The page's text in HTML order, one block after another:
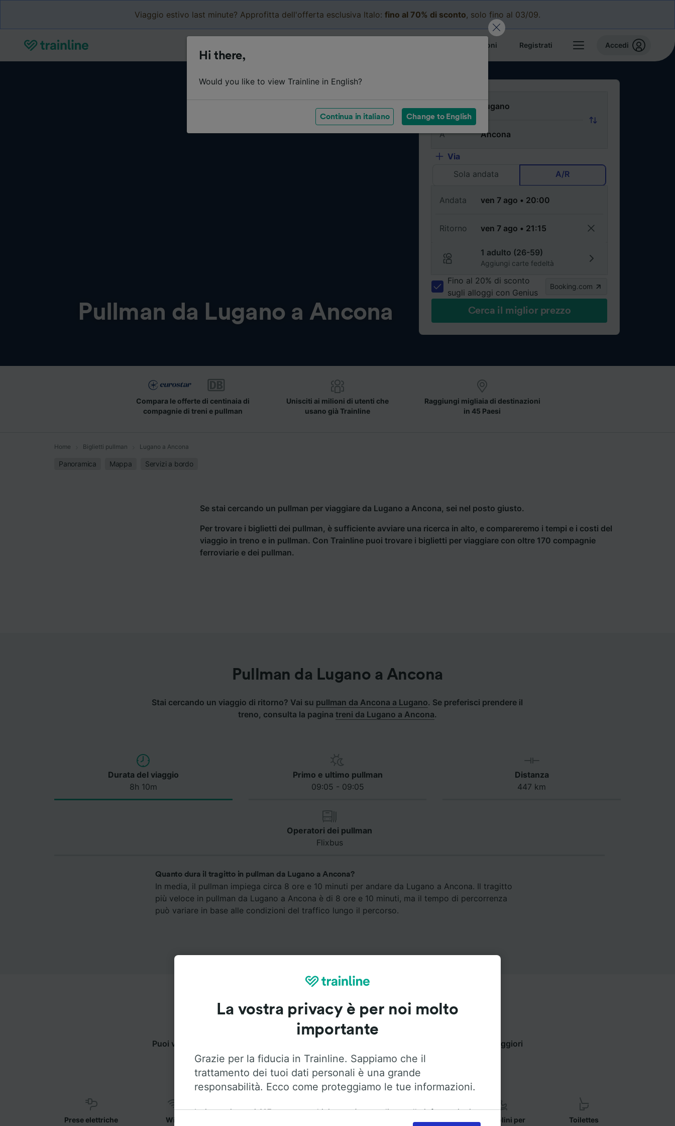
Viaggio estivo last minute? Approfitta dell'offerta esclusiva Italo: fino al 70% di sconto, solo fino al 03/09.
Le mie prenotazioni Registrati Accedi
Pullman da Lugano a Ancona
Da
A
Via
Sola andata
A/R
Andata
Ritorno
1 adulto (26-59)
Aggiungi carte fedeltà
Fino al 20% di sconto
sugli alloggi con Genius
Booking.com
Cerca il miglior prezzo
Compara le offerte di centinaia di
compagnie di treni e pullman
Unisciti ai milioni di utenti che
usano già Trainline
Raggiungi migliaia di destinazioni
in 45 Paesi
Home Biglietti pullman Lugano a Ancona
Panoramica Mappa Servizi a bordo
Se stai cercando un pullman per viaggiare da Lugano a Ancona, sei nel posto giusto.
Per trovare i biglietti dei pullman, è sufficiente avviare una ricerca in alto, e compareremo i tempi e i costi del
viaggio in treno e in pullman. Con Trainline puoi trovare i biglietti per viaggiare con oltre 170 compagnie
ferroviarie e dei pullman.
Pullman da Lugano a Ancona
Stai cercando un viaggio di ritorno? Vai su pullman da Ancona a Lugano. Se preferisci prendere il
treno, consulta la pagina treni da Lugano a Ancona.
Durata del viaggio
8h 10m
Primo e ultimo pullman
09:05 - 09:05
Distanza
447 km
Operatori dei pullman
Flixbus
Quanto dura il tragitto in pullman da Lugano a Ancona?
In media, il pullman impiega circa 8 ore e 10 minuti per andare da Lugano a Ancona. Il tragitto
più veloce in pullman da Lugano a Ancona è di 8 ore e 10 minuti, ma il tempo di percorrenza
può variare in base alle condizioni del traffico lungo il percorso.
Servizi a bordo
Puoi viaggiare da Lugano a Ancona con
. Utilizza le opzioni qui sotto per trovare maggiori
informazioni sui servizi a bordo.
Prese elettriche WiFi
Seggiolini per
Toilettes
Hi there,
Would you like to view Trainline in English?
Continua in italiano Change to English
La vostra privacy è per noi molto
importante
Grazie per la fiducia in Trainline. Sappiamo che il
trattamento dei tuoi dati personali è una grande
responsabilità. Ecco come proteggiamo le tue informazioni.
Insieme ai nostri115partner archiviamo e/o accediamo alle informazioni
sul dispositivo dell'utente, come gli ID univoci nei cookie, per il